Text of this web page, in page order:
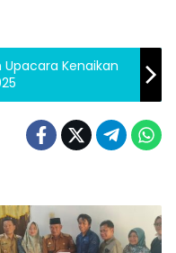
Kenaikan